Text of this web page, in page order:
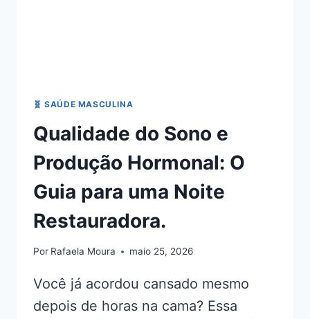
🧬 SAÚDE MASCULINA
Qualidade do Sono e
Produção Hormonal: O
Guia para uma Noite
Restauradora.
Por Rafaela Moura maio 25, 2026
Você já acordou cansado mesmo
depois de horas na cama? Essa